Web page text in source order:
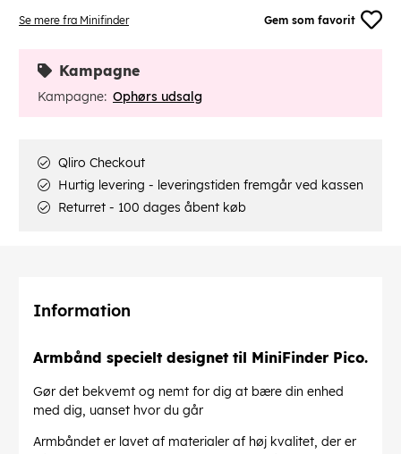
Se mere fra Minifinder Gem som favorit
Kampagne
Kampagne: Ophørs udsalg
Qliro Checkout
Hurtig levering - leveringstiden fremgår ved kassen
Returret - 100 dages åbent køb
Information
Armbånd specielt designet til MiniFinder Pico.
Gør det bekvemt og nemt for dig at bære din enhed
med dig, uanset hvor du går
Armbåndet er lavet af materialer af høj kvalitet, der er